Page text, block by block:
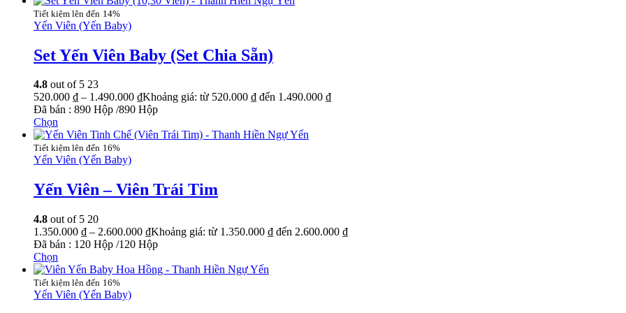
14%
Yến Viên (Yến Baby)
Set Yến Viên Baby (Set Chia Sẵn)
4.8 out of 5 23
520.000 ₫ – 1.490.000 ₫Khoảng giá: từ 520.000 ₫ đến 1.490.000 ₫
Đã bán : 890 Hộp /890 Hộp
Chọn
16%
Yến Viên (Yến Baby)
Yến Viên – Viên Trái Tim
4.8 out of 5 20
1.350.000 ₫ – 2.600.000 ₫Khoảng giá: từ 1.350.000 ₫ đến 2.600.000 ₫
Đã bán : 120 Hộp /120 Hộp
Chọn
16%
Yến Viên (Yến Baby)